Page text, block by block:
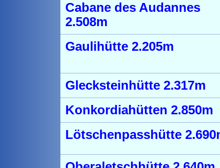
Cabane des Audannes
2.508m
Gaulihütte 2.205m
Glecksteinhütte 2.317m
Konkordiahütten 2.850m
Lötschenpasshütte